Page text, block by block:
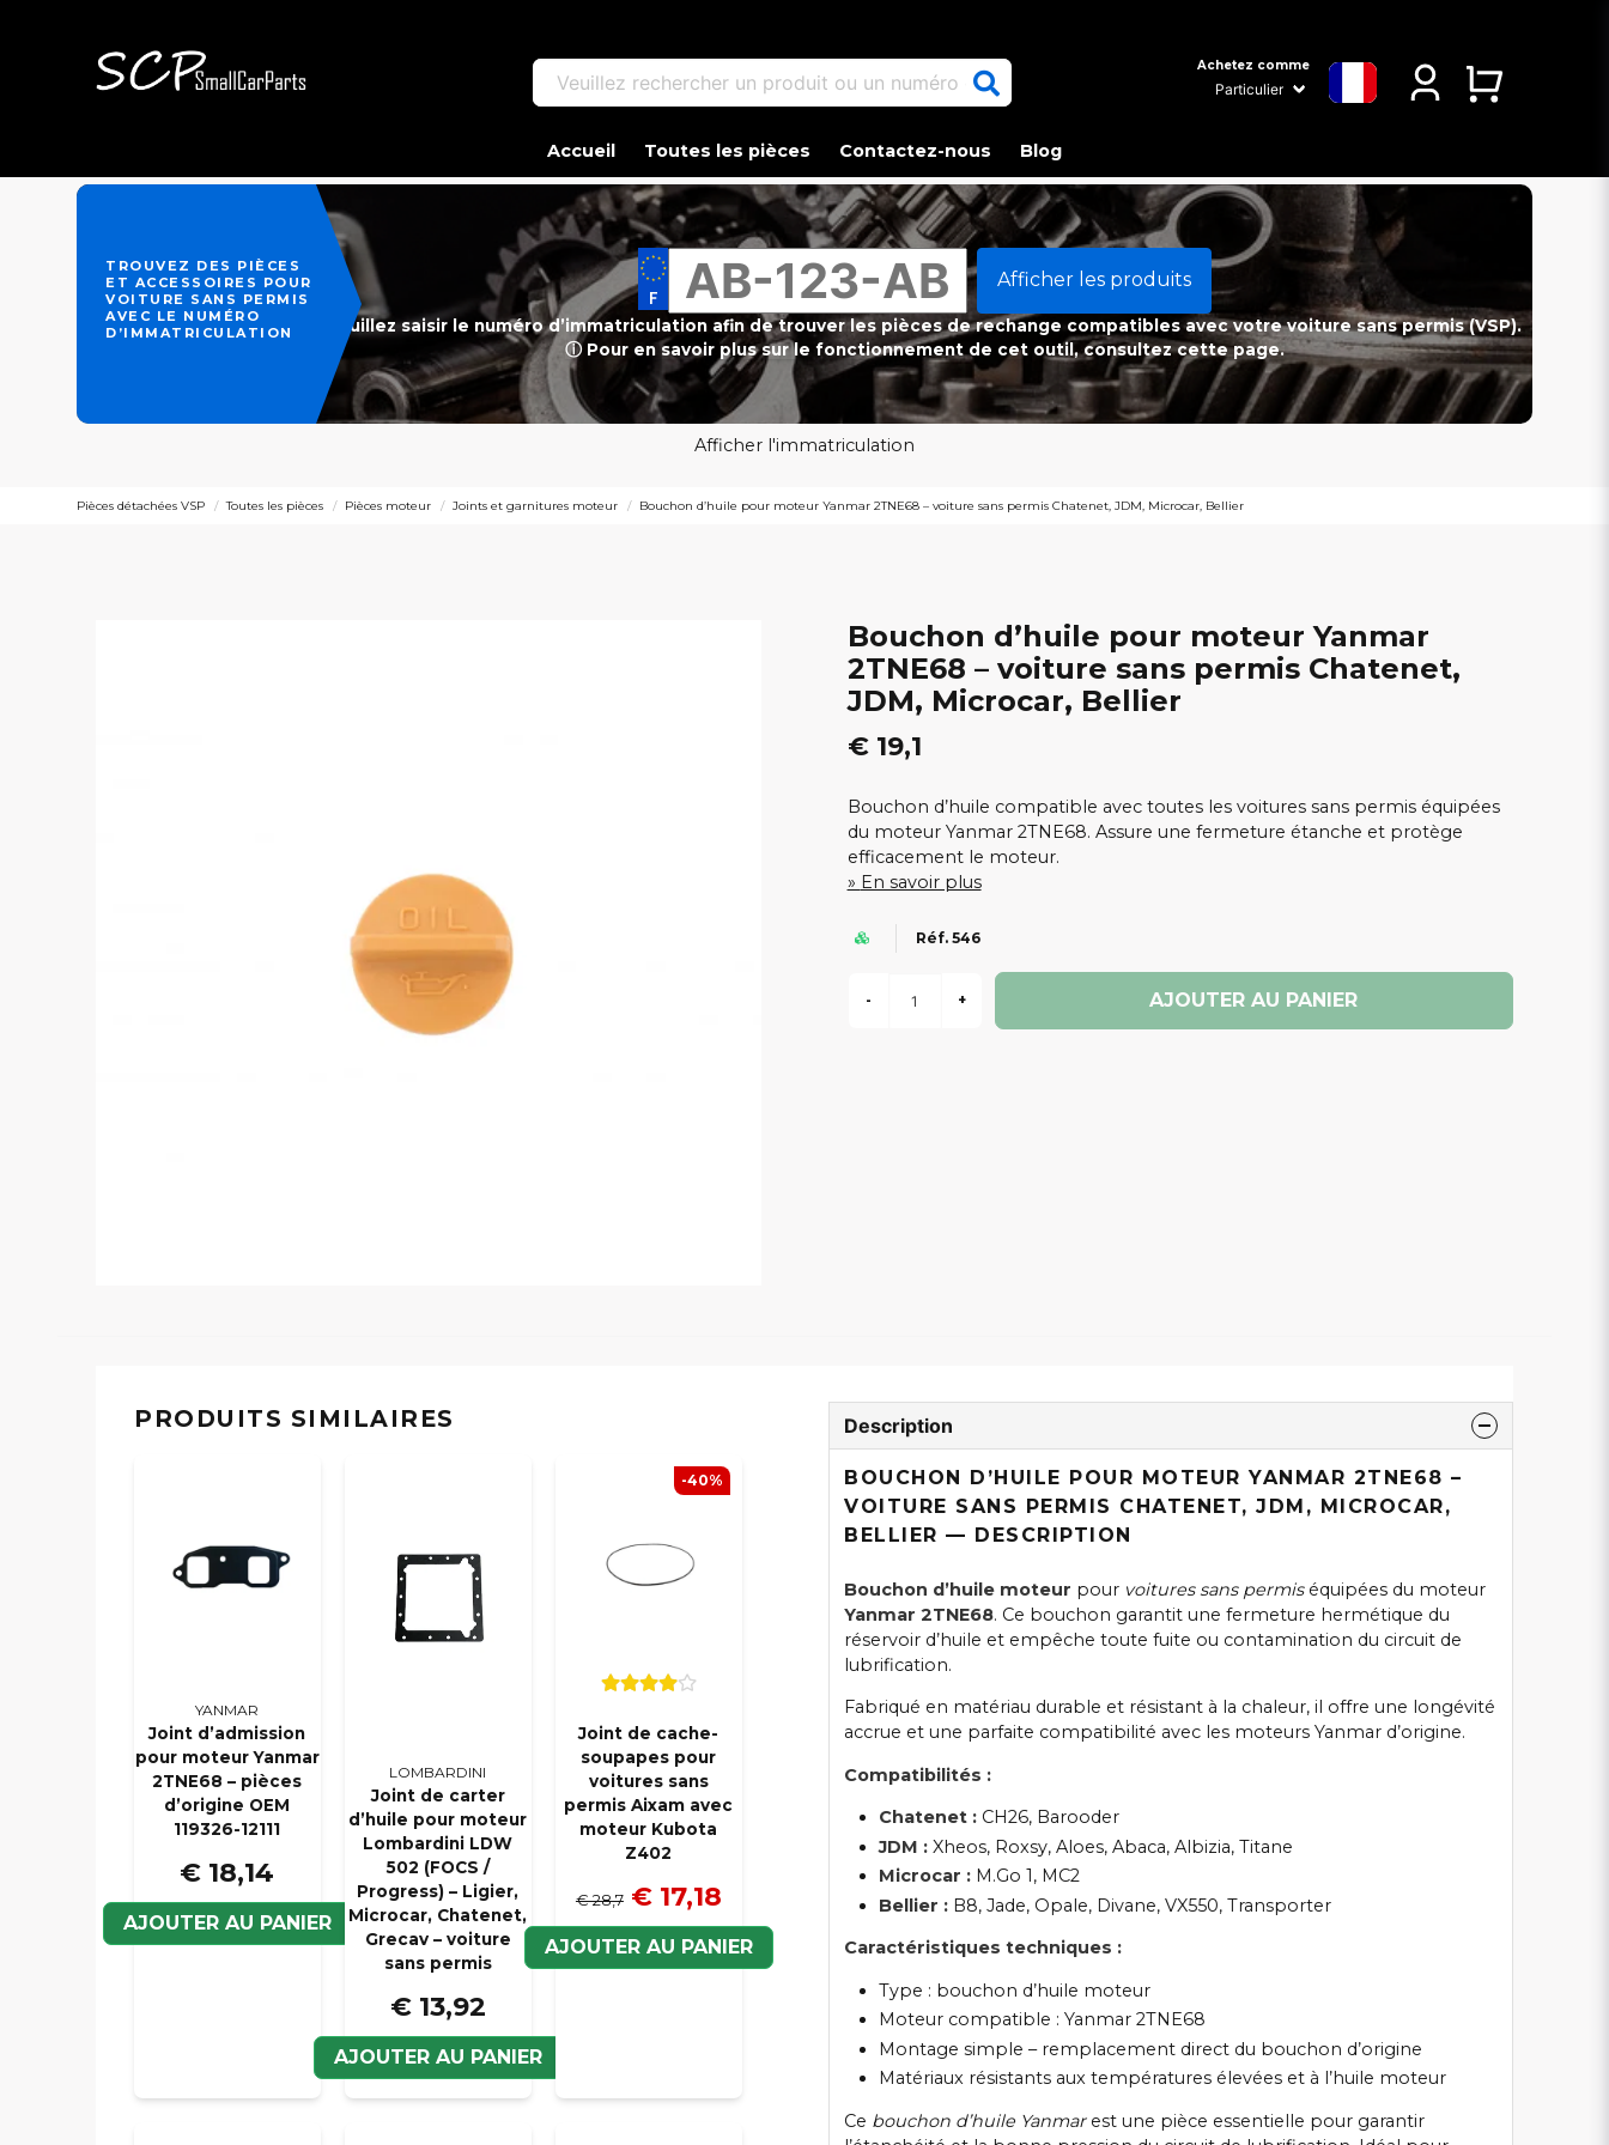
Veuillez rechercher un produit ou un numéro d'article. Achetez comme
Accueil Toutes les pièces Contactez-nous Blog
TROUVEZ DES PIÈCES
ET ACCESSOIRES POUR
VOITURE SANS PERMIS
AVEC LE NUMÉRO
D’IMMATRICULATION
Afficher les produits
Veuillez saisir le numéro d’immatriculation afin de trouver les pièces de rechange compatibles avec votre voiture sans permis (VSP).
ⓘ Pour en savoir plus sur le fonctionnement de cet outil, consultez cette page.
Afficher l'immatriculation
Pièces détachées VSP Toutes les pièces Pièces moteur Joints et garnitures moteur Bouchon d’huile pour moteur Yanmar 2TNE68 – voiture sans permis Chatenet, JDM, Microcar, Bellier
Bouchon d’huile pour moteur Yanmar
2TNE68 – voiture sans permis Chatenet,
JDM, Microcar, Bellier
€ 19,1
Bouchon d’huile compatible avec toutes les voitures sans permis équipées
du moteur Yanmar 2TNE68. Assure une fermeture étanche et protège
efficacement le moteur.
En savoir plus
Réf. 546
- + AJOUTER AU PANIER
PRODUITS SIMILAIRES
YANMAR
Joint d’admission
pour moteur Yanmar
2TNE68 – pièces
d’origine OEM
119326-12111
€ 18,14
AJOUTER AU PANIER
LOMBARDINI
Joint de carter
d’huile pour moteur
Lombardini LDW
502 (FOCS /
Progress) – Ligier,
Microcar, Chatenet,
Grecav – voiture
sans permis
€ 13,92
AJOUTER AU PANIER
Joint de cache-
soupapes pour
voitures sans
permis Aixam avec
moteur Kubota
Z402
€ 28,7 € 17,18
AJOUTER AU PANIER
-40%
Description
BOUCHON D’HUILE POUR MOTEUR YANMAR 2TNE68 –
VOITURE SANS PERMIS CHATENET, JDM, MICROCAR,
BELLIER — DESCRIPTION
Bouchon d’huile moteur pour voitures sans permiséquipées du moteur
Yanmar 2TNE68. Ce bouchon garantit une fermeture hermétique du
réservoir d’huile et empêche toute fuite ou contamination du circuit de
lubrification.
Fabriqué en matériau durable et résistant à la chaleur, il offre une longévité
accrue et une parfaite compatibilité avec les moteurs Yanmar d’origine.
Compatibilités :
Chatenet :CH26, Barooder
JDM :Xheos, Roxsy, Aloes, Abaca, Albizia, Titane
Microcar :M.Go 1, MC2
Bellier :B8, Jade, Opale, Divane, VX550, Transporter
Caractéristiques techniques :
Type : bouchon d’huile moteur
Moteur compatible : Yanmar 2TNE68
Montage simple – remplacement direct du bouchon d’origine
Matériaux résistants aux températures élevées et à l’huile moteur
Ce bouchon d’huile Yanmarest une pièce essentielle pour garantir